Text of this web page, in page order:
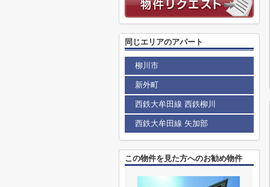
同じエリアのアパート
柳川市
新外町
西鉄大牟田線 西鉄柳川
西鉄大牟田線 矢加部
この物件を見た方へのお勧め物件